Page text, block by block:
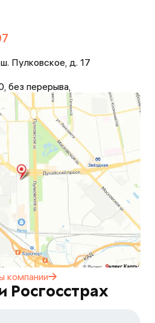
Пулковское, д. 17
без перерыва,
компании
Росгосстрах